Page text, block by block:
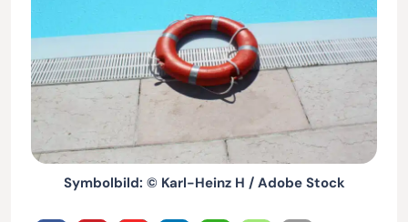
Symbolbild: © Karl-Heinz H / Adobe Stock